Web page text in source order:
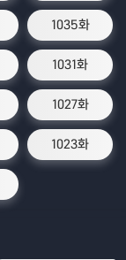
1035화
1031화
1027화
1023화